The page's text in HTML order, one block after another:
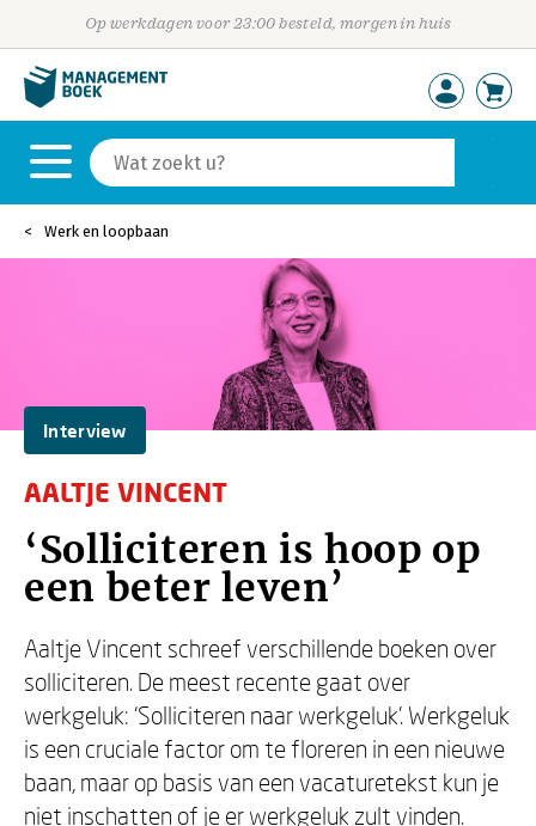
Op werkdagen voor 23:00 besteld, morgen in huis
Werk en loopbaan
Interview
AALTJE VINCENT
‘Solliciteren is hoop op
een beter leven’
Aaltje Vincent schreef verschillende boeken over
solliciteren. De meest recente gaat over
werkgeluk: ‘Solliciteren naar werkgeluk’. Werkgeluk
is een cruciale factor om te floreren in een nieuwe
baan, maar op basis van een vacaturetekst kun je
niet inschatten of je er werkgeluk zult vinden.